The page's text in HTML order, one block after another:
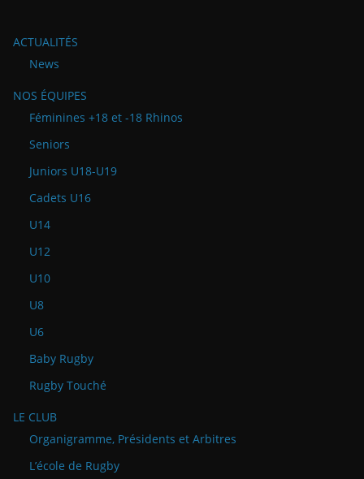
ACTUALITÉS
News
NOS ÉQUIPES
Féminines +18 et -18 Rhinos
Seniors
Juniors U18-U19
Cadets U16
U14
U12
U10
U8
U6
Baby Rugby
Rugby Touché
LE CLUB
Organigramme, Présidents et Arbitres
L’école de Rugby